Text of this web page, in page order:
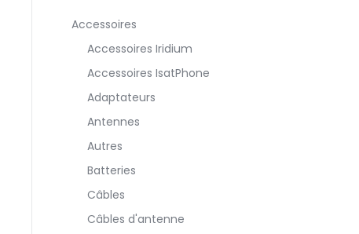
Accessoires
Accessoires Iridium
Accessoires IsatPhone
Adaptateurs
Antennes
Autres
Batteries
Câbles
Câbles d'antenne